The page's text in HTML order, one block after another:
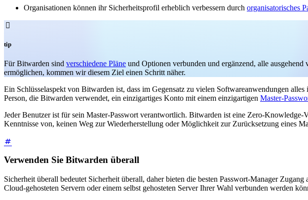
Organisationen können ihr Sicherheitsprofil erheblich verbessern durch organisatorisches

tip
Für Bitwarden sind verschiedene Pläne und Optionen verbunden und ergänzend, alle
ermöglichen, kommen wir diesem Ziel einen Schritt näher.
Ein Schlüsselaspekt von Bitwarden ist, dass im Gegensatz zu vielen Softwareanwendungen alles
Person, die Bitwarden verwendet, ein einzigartiges Konto mit einem einzigartigen Master-
Jeder Benutzer ist für sein Master-Passwort verantwortlich. Bitwarden ist eine Zero-
Kenntnisse von, keinen Weg zur Wiederherstellung oder Möglichkeit zur Zurücksetzung eines
Verwenden Sie Bitwarden überall
Sicherheit überall bedeutet Sicherheit überall, daher bieten die besten Passwort-Manager
Cloud-gehosteten Servern oder einem selbst gehosteten Server Ihrer Wahl verbunden werden